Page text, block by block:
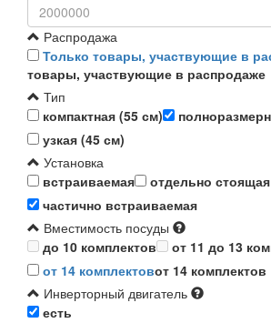
Распродажа
Только товары, участвующие в
товары, участвующие в распродаже
Тип
компактная (55 см)
узкая (45 см)
Установка
встраиваемая
отдельно стоящая
частично встраиваемая
Вместимость посуды
до 10 комплектов
от 11 до 13
от 14 комплектовот 14 комплектов
Инверторный двигатель
есть